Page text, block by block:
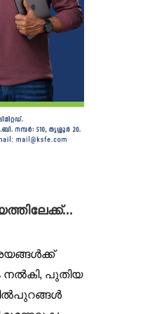
നല്‍കി, പുതിയ